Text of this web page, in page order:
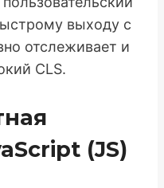
выходу с
отслеживает и
CLS.
(JS)